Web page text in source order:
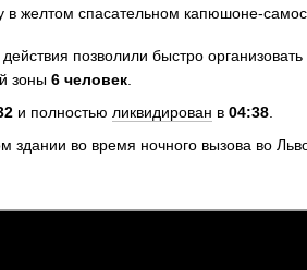
позволили быстро
зоны 6 человек
и полностью ликвидирован в 04:38